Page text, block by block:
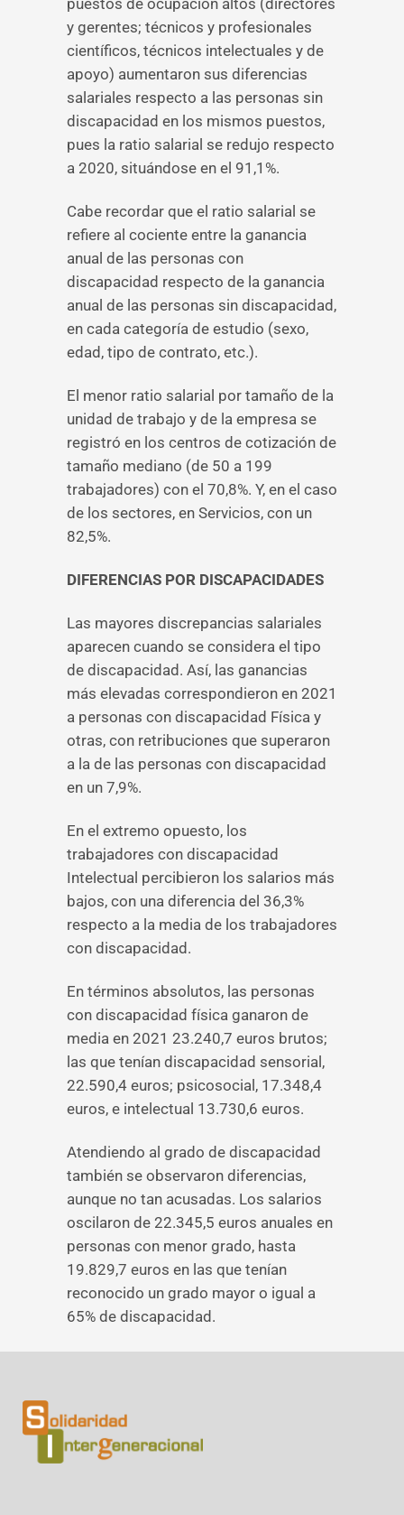
puestos de ocupación altos (directores
y gerentes; técnicos y profesionales
científicos, técnicos intelectuales y de
apoyo) aumentaron sus diferencias
salariales respecto a las personas sin
discapacidad en los mismos puestos,
pues la ratio salarial se redujo respecto
a 2020, situándose en el 91,1%.
Cabe recordar que el ratio salarial se
refiere al cociente entre la ganancia
anual de las personas con
discapacidad respecto de la ganancia
anual de las personas sin discapacidad,
en cada categoría de estudio (sexo,
edad, tipo de contrato, etc.).
El menor ratio salarial por tamaño de la
unidad de trabajo y de la empresa se
registró en los centros de cotización de
tamaño mediano (de 50 a 199
trabajadores) con el 70,8%. Y, en el caso
de los sectores, en Servicios, con un
82,5%.
DIFERENCIAS POR DISCAPACIDADES
Las mayores discrepancias salariales
aparecen cuando se considera el tipo
de discapacidad. Así, las ganancias
más elevadas correspondieron en 2021
a personas con discapacidad Física y
otras, con retribuciones que superaron
a la de las personas con discapacidad
en un 7,9%.
En el extremo opuesto, los
trabajadores con discapacidad
Intelectual percibieron los salarios más
bajos, con una diferencia del 36,3%
respecto a la media de los trabajadores
con discapacidad.
En términos absolutos, las personas
con discapacidad física ganaron de
media en 2021 23.240,7 euros brutos;
las que tenían discapacidad sensorial,
22.590,4 euros; psicosocial, 17.348,4
euros, e intelectual 13.730,6 euros.
Atendiendo al grado de discapacidad
también se observaron diferencias,
aunque no tan acusadas. Los salarios
oscilaron de 22.345,5 euros anuales en
personas con menor grado, hasta
19.829,7 euros en las que tenían
reconocido un grado mayor o igual a
65% de discapacidad.